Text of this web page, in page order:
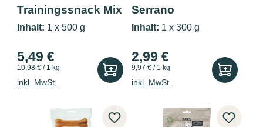
Trainingssnack Mix
500g
Inhalt: 1 x 500 g
5,49 €
10,98 € / 1 kg
inkl. MwSt.
Serrano
Schinkenknochen
Inhalt: 1 x 300 g
2,99 €
9,97 € / 1 kg
inkl. MwSt.